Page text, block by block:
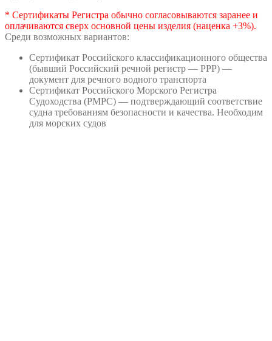
* Сертификаты Регистра обычно согласовываются заранее и
оплачиваются сверх основной цены изделия (наценка +3%).
Среди возможных вариантов:
Сертификат Российского классификационного общества
(бывший Российский речной регистр — РРР) —
документ для речного водного транспорта
Сертификат Российского Морского Регистра
Судоходства (РМРС) — подтверждающий соответствие
судна требованиям безопасности и качества. Необходим
для морских судов